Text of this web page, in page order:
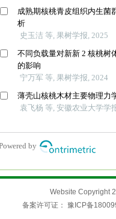
Website Copyright
备案许可证： 豫ICP备